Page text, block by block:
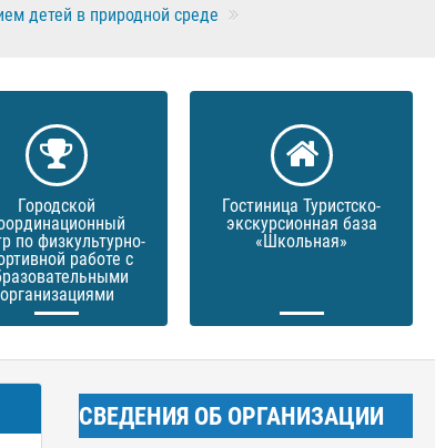
детей в природной среде
Городской
по физкультурно-
работе с
организациями
Гостиница Туристско-
экскурсионная база
«Школьная»
СВЕДЕНИЯ ОБ ОРГАНИЗАЦИИ